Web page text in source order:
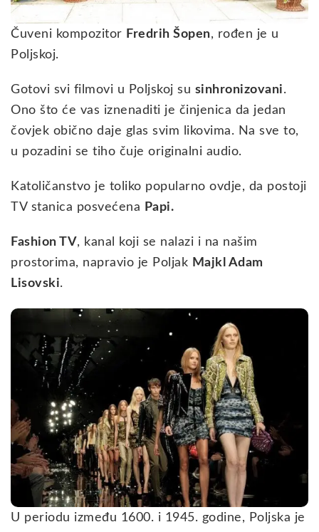
Čuveni kompozitor Fredrih Šopen, rođen je u
Poljskoj.
Gotovi svi filmovi u Poljskoj su sinhronizovani.
Ono što će vas iznenaditi je činjenica da jedan
čovjek obično daje glas svim likovima. Na sve to,
u pozadini se tiho čuje originalni audio.
Katoličanstvo je toliko popularno ovdje, da postoji
TV stanica posvećena Papi.
Fashion TV, kanal koji se nalazi i na našim
prostorima, napravio je Poljak Majkl Adam
Lisovski.
U periodu između 1600. i 1945. godine, Poljska je